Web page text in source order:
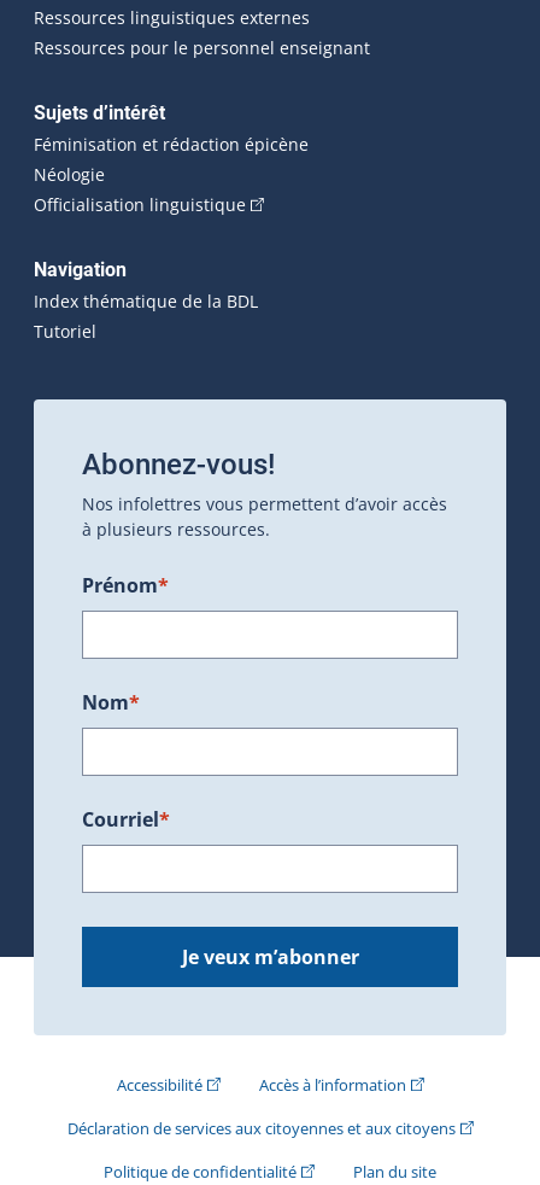
Ressources linguistiques externes
Ressources pour le personnel enseignant
Sujets d’intérêt
Féminisation et rédaction épicène
Néologie
Officialisation linguistique(Cet hyperlien externe s'ouvrira
Navigation
Index thématique de la BDL
Tutoriel
Abonnez-vous!
Nos infolettres vous permettent d’avoir accès
à plusieurs ressources.
Prénom*
Nom*
Courriel*
Je veux m’abonner
Accessibilité(Cet hyperlien externe s'ouvrira dans une
Accès à l’information(Cet hyperlien
Déclaration de services aux citoyennes et aux citoyens(Cet
Politique de confidentialité(Cet hyperlien externe s'ouvrira
Plan du site